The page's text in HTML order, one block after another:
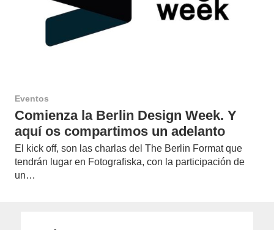
Eventos
Comienza la Berlin Design Week. Y
aquí os compartimos un adelanto
El kick off, son las charlas del The Berlin Format que
tendrán lugar en Fotografiska, con la participación de
un…